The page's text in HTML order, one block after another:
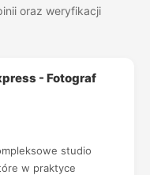
oraz weryfikacji
- Fotograf
studio
w praktyce